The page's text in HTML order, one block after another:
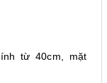
từ 40cm, mặt